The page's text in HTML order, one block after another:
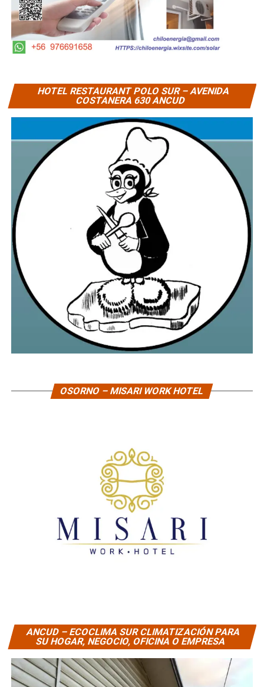
HOTEL RESTAURANT POLO SUR – AVENIDA
COSTANERA 630 ANCUD
OSORNO – MISARI WORK HOTEL
ANCUD – ECOCLIMA SUR CLIMATIZACIÓN PARA
SU HOGAR, NEGOCIO, OFICINA O EMPRESA